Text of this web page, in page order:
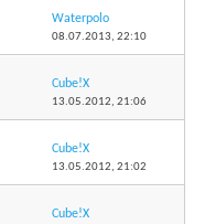
Waterpolo
08.07.2013, 22:10
Cube!X
13.05.2012, 21:06
Cube!X
13.05.2012, 21:02
Cube!X